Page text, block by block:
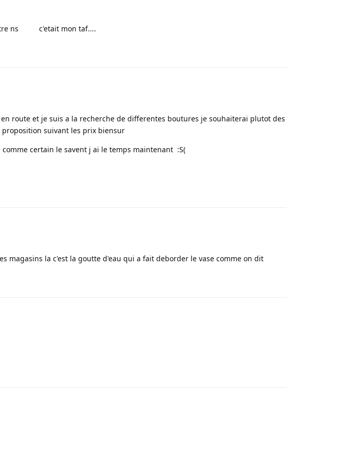
ns c'etait mon taf....
route et je suis a la recherche de differentes boutures je souhaiterai plutot des
suivant les prix biensur
certain le savent j ai le temps maintenant :S(
magasins la c'est la goutte d'eau qui a fait deborder le vase comme on dit